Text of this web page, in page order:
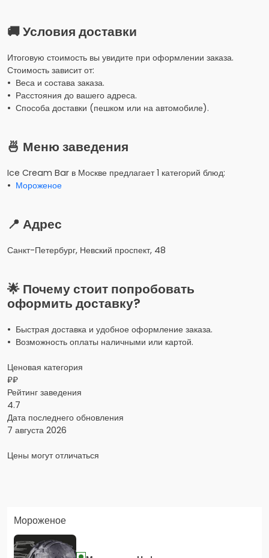
🚚 Условия доставки
Итоговую стоимость вы увидите при оформлении заказа.
Стоимость зависит от:
• Веса и состава заказа.
• Расстояния до вашего адреса.
• Способа доставки (пешком или на автомобиле).
🍜 Меню заведения
Ice Cream Bar в Москве предлагает 1 категорий блюд:
• Мороженое
📍 Адрес
Санкт-Петербург, Невский проспект, 48
🌟 Почему стоит попробовать
оформить доставку?
• Быстрая доставка и удобное оформление заказа.
• Возможность оплаты наличными или картой.
Ценовая категория
₽₽
Рейтинг заведения
4.7
Дата последнего обновления
7 августа 2026
Цены могут отличаться
Скидка 400 руб. на первый заказ в приложении!
Мороженое